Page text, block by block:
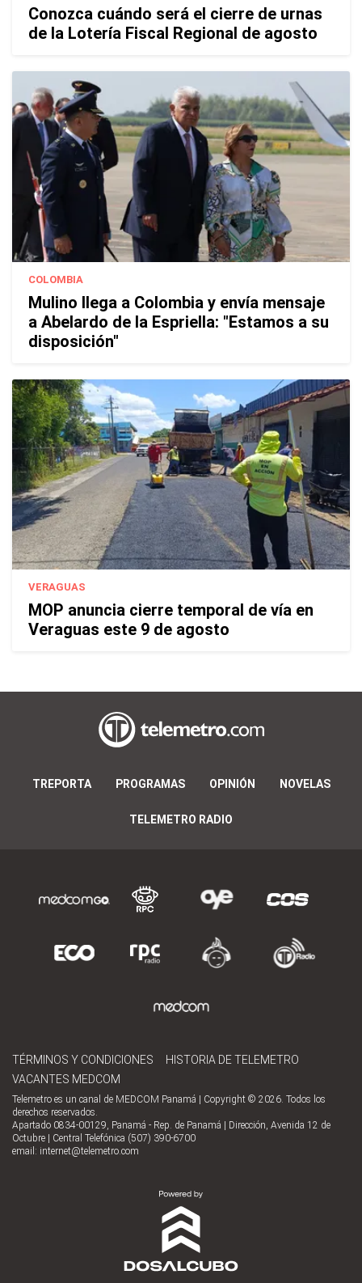
Conozca cuándo será el cierre de urnas
de la Lotería Fiscal Regional de agosto
COLOMBIA
Mulino llega a Colombia y envía mensaje
a Abelardo de la Espriella: "Estamos a su
disposición"
VERAGUAS
MOP anuncia cierre temporal de vía en
Veraguas este 9 de agosto
TREPORTA PROGRAMAS OPINIÓN NOVELAS
TELEMETRO RADIO
TÉRMINOS Y CONDICIONES
HISTORIA DE TELEMETRO
VACANTES MEDCOM
Telemetro es un canal de MEDCOM Panamá | Copyright © 2026. Todos los
derechos reservados.
Apartado 0834-00129, Panamá - Rep. de Panamá | Dirección, Avenida 12 de
Octubre | Central Telefónica (507) 390-6700
email: internet@telemetro.com